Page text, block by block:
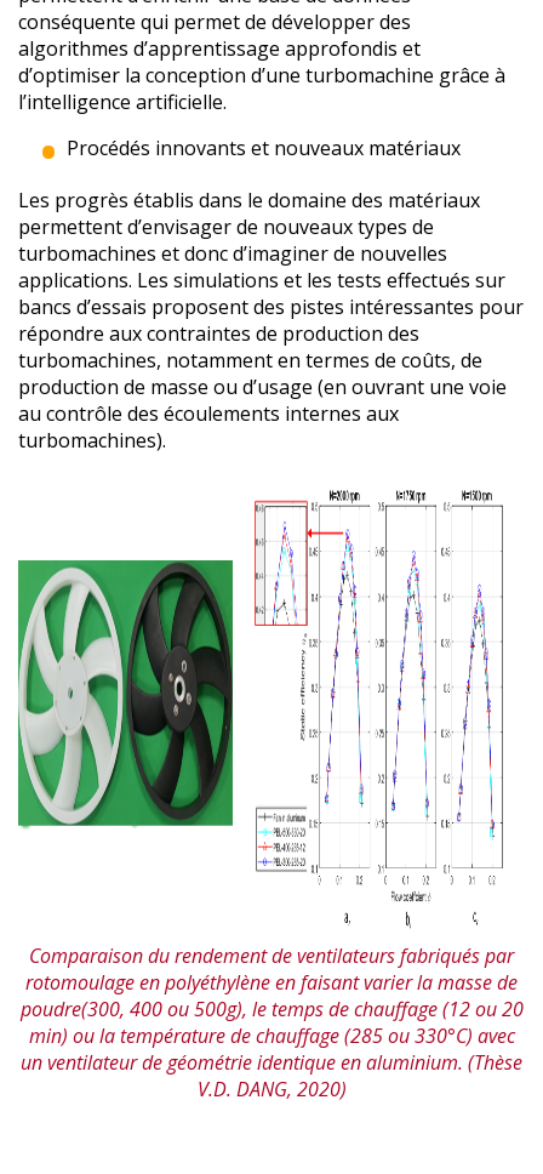
conséquente qui permet de développer des
algorithmes d’apprentissage approfondis et
d’optimiser la conception d’une turbomachine grâce à
l’intelligence artificielle.
Procédés innovants et nouveaux matériaux
Les progrès établis dans le domaine des matériaux
permettent d’envisager de nouveaux types de
turbomachines et donc d’imaginer de nouvelles
applications. Les simulations et les tests effectués sur
bancs d’essais proposent des pistes intéressantes pour
répondre aux contraintes de production des
turbomachines, notamment en termes de coûts, de
production de masse ou d’usage (en ouvrant une voie
au contrôle des écoulements internes aux
turbomachines).
Comparaison du rendement de ventilateurs fabriqués par
rotomoulage en polyéthylène en faisant varier la masse de
poudre(300, 400 ou 500g), le temps de chauffage (12 ou 20
min) ou la température de chauffage (285 ou 330°C) avec
un ventilateur de géométrie identique en aluminium. (Thèse
V.D. DANG, 2020)